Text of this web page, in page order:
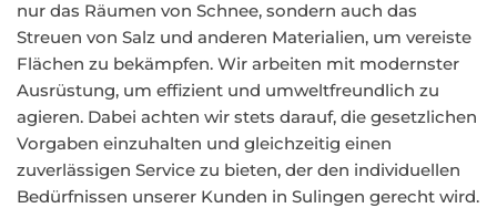
nur das Räumen von Schnee, sondern auch das
Streuen von Salz und anderen Materialien, um vereiste
Flächen zu bekämpfen. Wir arbeiten mit modernster
Ausrüstung, um effizient und umweltfreundlich zu
agieren. Dabei achten wir stets darauf, die gesetzlichen
Vorgaben einzuhalten und gleichzeitig einen
zuverlässigen Service zu bieten, der den individuellen
Bedürfnissen unserer Kunden in Sulingen gerecht wird.